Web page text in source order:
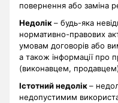
повернення або заміна
Недолік– будь-яка
нормативно-правових
умовам договорів або
а також інформації про
(виконавцем,
Істотний недолік–
недопустимим